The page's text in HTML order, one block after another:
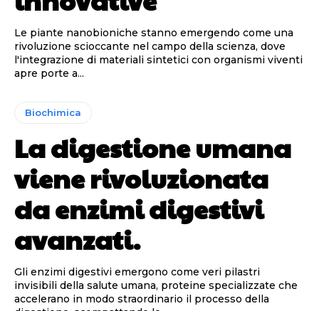
Le piante nanobioniche stanno emergendo come una
rivoluzione scioccante nel campo della scienza, dove
l'integrazione di materiali sintetici con organismi viventi
apre porte a...
Biochimica
La digestione umana
viene rivoluzionata
da enzimi digestivi
avanzati.
Gli enzimi digestivi emergono come veri pilastri
invisibili della salute umana, proteine specializzate che
accelerano in modo straordinario il processo della